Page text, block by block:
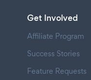
Get Involved
Affiliate Program
Success Stories
Feature Requests